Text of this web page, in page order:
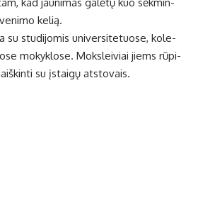
ke­lią.
su stu­di­jo­mis uni­ver­si­te­tuo­se, ko­le­
mo­kyk­lo­se. Moks­lei­viai jiems rū­pi­
su įstai­gų at­sto­vais.